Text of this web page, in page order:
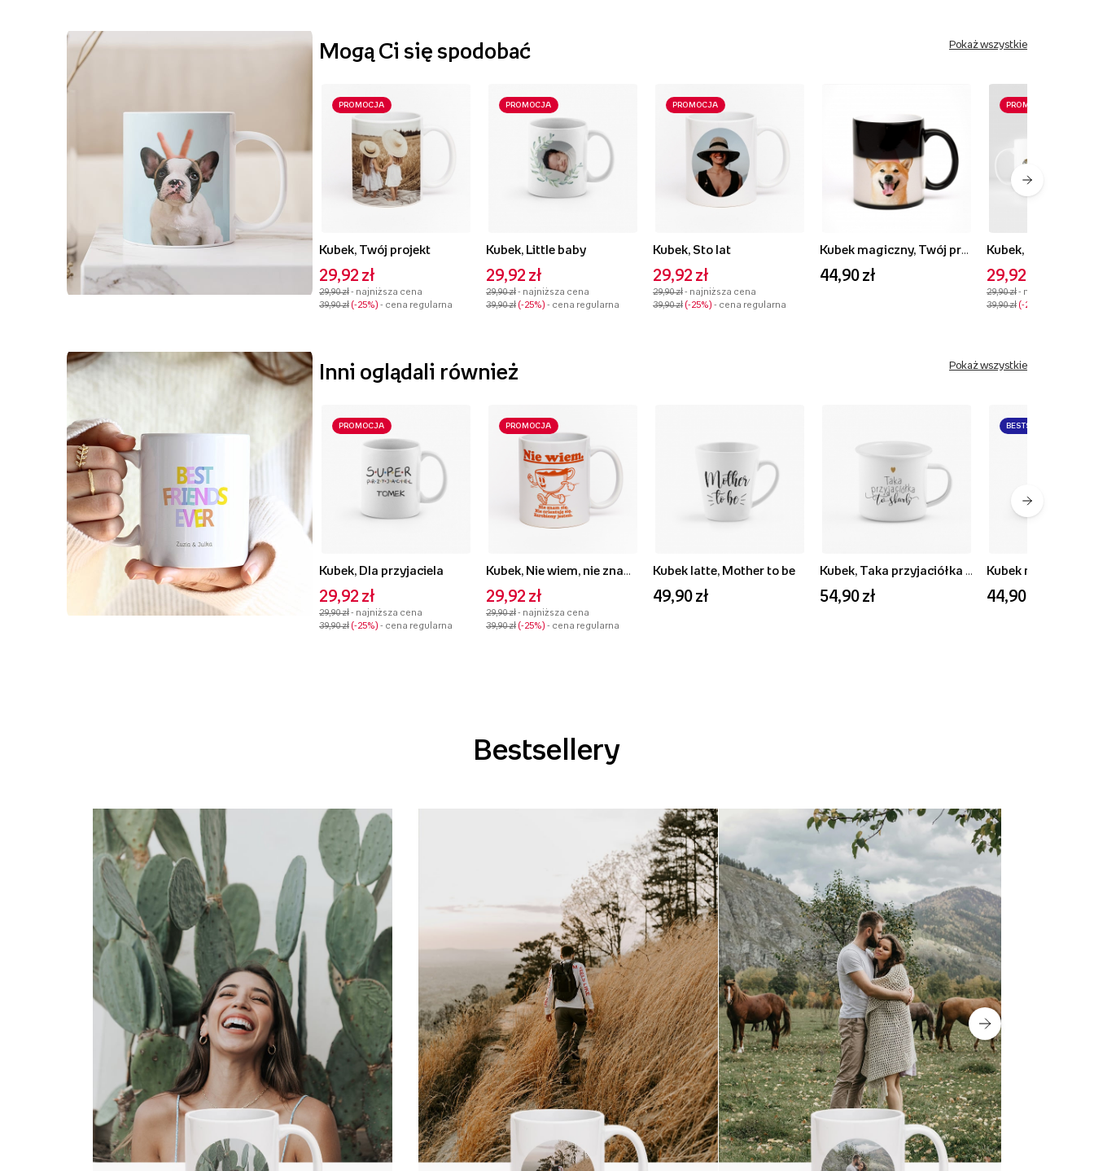
Mogą Ci się spodobać Pokaż wszystkie
PROMOCJA
Kubek, Twój projekt
29,92 zł
29,90 zł- najniższa cena
39,90 zł -25% - cena regularna
PROMOCJA
Kubek, Little baby
29,92 zł
29,90 zł- najniższa cena
39,90 zł -25% - cena regularna
PROMOCJA
Kubek, Sto lat
29,92 zł
29,90 zł- najniższa cena
39,90 zł -25% - cena regularna
44,90 zł
PROMOCJA
29,92 zł
29,90 zł- najniższa cena
39,90 zł -25%
Inni oglądali również Pokaż wszystkie
PROMOCJA
Kubek, Dla przyjaciela
29,92 zł
29,90 zł- najniższa cena
39,90 zł -25% - cena regularna
PROMOCJA
29,92 zł
29,90 zł- najniższa cena
39,90 zł -25% - cena regularna
Kubek latte, Mother to be
49,90 zł 54,90 zł
BESTSELLER
44,90 zł
Bestsellery